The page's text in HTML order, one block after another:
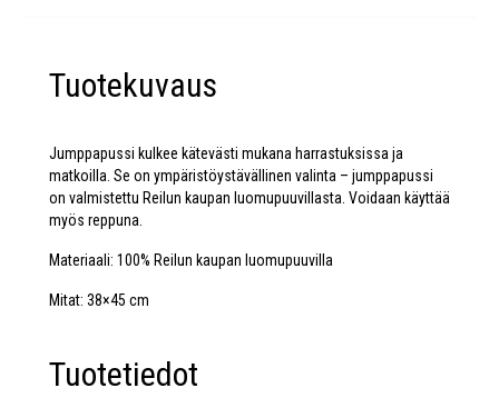
Tuotekuvaus
Jumppapussi kulkee kätevästi mukana harrastuksissa ja
matkoilla. Se on ympäristöystävällinen valinta – jumppapussi
on valmistettu Reilun kaupan luomupuuvillasta. Voidaan käyttää
myös reppuna.
Materiaali: 100% Reilun kaupan luomupuuvilla
Mitat: 38×45 cm
Tuotetiedot